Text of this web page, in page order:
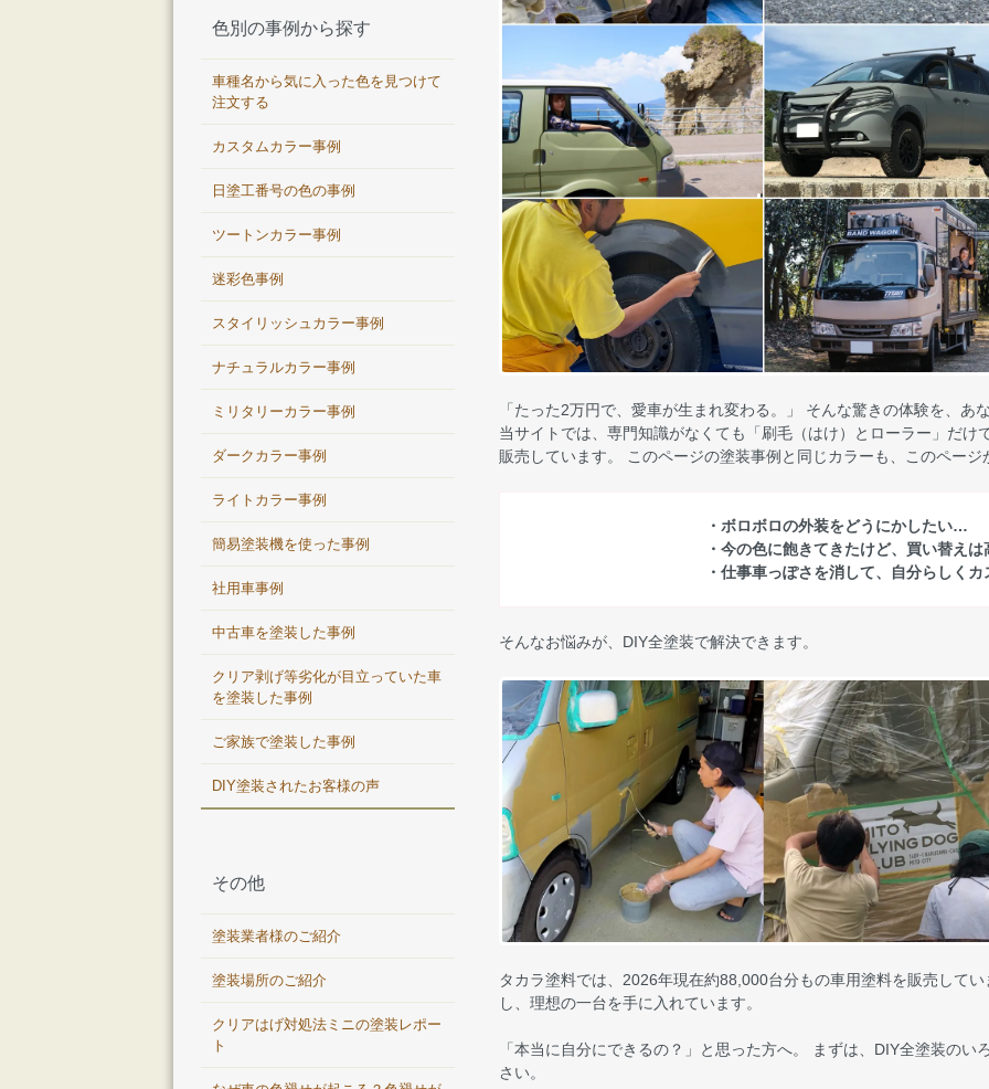
「たった2万円で、愛車が生まれ変わる。」 そんな驚きの体験を、あ
当サイトでは、専門知識がなくても「刷毛（はけ）とローラー」だけ
販売しています。 このページの塗装事例と同じカラーも、このペー
・ボロボロの外装をどうにかしたい…
・今の色に飽きてきたけど、買い替え
・仕事車っぽさを消して、自分らしく
そんなお悩みが、DIY全塗装で解決できます。
タカラ塗料では、2026年現在約88,000台分もの車用塗料を販売して
し、理想の一台を手に入れています。
「本当に自分にできるの？」と思った方へ。 まずは、DIY全塗装の
さい。
色別の事例から探す
車種名から気に入った色を見つけて
注文する
カスタムカラー事例
日塗工番号の色の事例
ツートンカラー事例
迷彩色事例
スタイリッシュカラー事例
ナチュラルカラー事例
ミリタリーカラー事例
ダークカラー事例
ライトカラー事例
簡易塗装機を使った事例
社用車事例
中古車を塗装した事例
クリア剥げ等劣化が目立っていた車
を塗装した事例
ご家族で塗装した事例
DIY塗装されたお客様の声
その他
塗装業者様のご紹介
塗装場所のご紹介
クリアはげ対処法ミニの塗装レポー
ト